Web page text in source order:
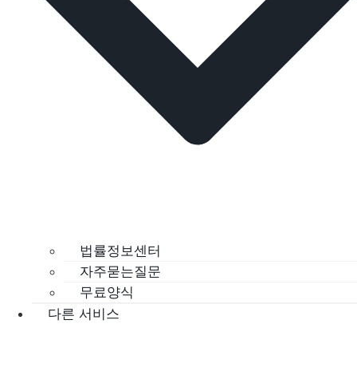
법률정보센터
자주묻는질문
무료양식
다른 서비스